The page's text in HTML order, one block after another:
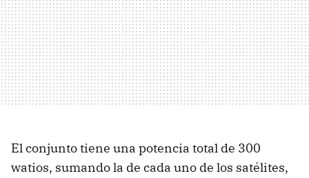
El conjunto tiene una potencia total de 300
watios, sumando la de cada uno de los satélites,